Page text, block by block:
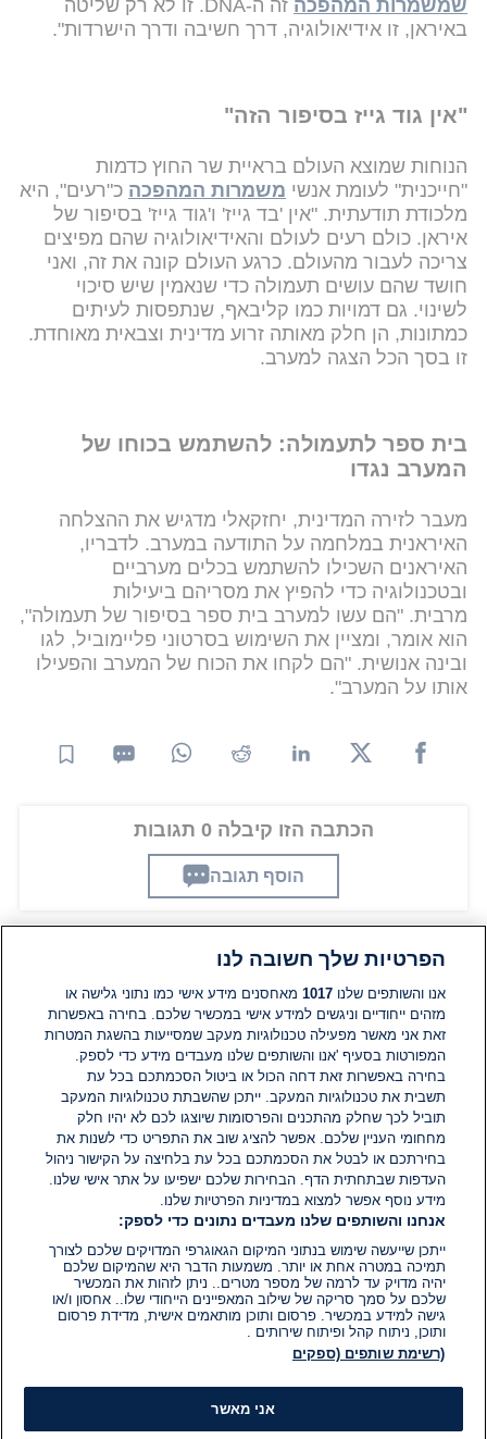
שמשמרות המהפכה
זה ה-DNA. זו לא רק שליטה
באיראן, זו אידיאולוגיה, דרך חשיבה ודרך הישרדות".
"אין גוד גייז בסיפור הזה"
הנוחות שמוצא העולם בראיית שר החוץ כדמות
"חייכנית" לעומת אנשי משמרות המהפכה כ"רעים", היא
מלכודת תודעתית. "אין 'בד גייז' ו'גוד גייז' בסיפור של
איראן. כולם רעים לעולם והאידיאולוגיה שהם מפיצים
צריכה לעבור מהעולם. כרגע העולם קונה את זה, ואני
חושד שהם עושים תעמולה כדי שנאמין שיש סיכוי
לשינוי. גם דמויות כמו קליבאף, שנתפסות לעיתים
כמתונות, הן חלק מאותה זרוע מדינית וצבאית מאוחדת.
זו בסך הכל הצגה למערב.
בית ספר לתעמולה: להשתמש בכוחו של
המערב נגדו
מעבר לזירה המדינית, יחזקאלי מדגיש את ההצלחה
האיראנית במלחמה על התודעה במערב. לדבריו,
האיראנים השכילו להשתמש בכלים מערביים
ובטכנולוגיה כדי להפיץ את מסריהם ביעילות
מרבית. "הם עשו למערב בית ספר בסיפור של תעמולה",
הוא אומר, ומציין את השימוש בסרטוני פליימוביל, לגו
ובינה אנושית. "הם לקחו את הכוח של המערב והפעילו
אותו על המערב".
הכתבה הזו קיבלה 0 תגובות
הוסף תגובה
תגובות
אין עדיין תגובות. היה הראשון להגיב
הוסף תגובה
הפרטיות שלך חשובה לנו
אנו והשותפים שלנו1017 מאחסנים מידע אישי כמו נתוני גלישה או
מזהים ייחודיים וניגשים למידע אישי במכשיר שלכם. בחירה באפשרות
זאת אני מאשר מפעילה טכנולוגיות מעקב שמסייעות בהשגת המטרות
המפורטות בסעיף 'אנו והשותפים שלנו מעבדים מידע כדי לספק.
בחירה באפשרות זאת דחה הכול או ביטול הסכמתכם בכל עת
תשבית את טכנולוגיות המעקב. ייתכן שהשבתת טכנולוגיות המעקב
תוביל לכך שחלק מהתכנים והפרסומות שיוצגו לכם לא יהיו חלק
מחחומי העניין שלכם. אפשר להציג שוב את התפריט כדי לשנות את
בחירתכם או לבטל את הסכמתכם בכל עת בלחיצה על הקישור ניהול
העדפות שבתחתית הדף. הבחירות שלכם ישפיעו על אתר אישי שלנו.
מידע נוסף אפשר למצוא במדיניות הפרטיות שלנו.
אנחנו והשותפים שלנו מעבדים נתונים כדי לספק:
ייתכן שייעשה שימוש בנתוני המיקום הגאוגרפי המדויקים שלכם לצורך
תמיכה במטרה אחת או יותר. משמעות הדבר היא שהמיקום שלכם
יהיה מדויק עד לרמה של מספר מטרים.. ניתן לזהות את המכשיר
שלכם על סמך סריקה של שילוב המאפיינים הייחודי שלו.. אחסון ו/או
גישה למידע במכשיר. פרסום ותוכן מותאמים אישית, מדידת פרסום
ותוכן, ניתוח קהל ופיתוח שירותים .
(רשימת שותפים (ספקים
אני מאשר